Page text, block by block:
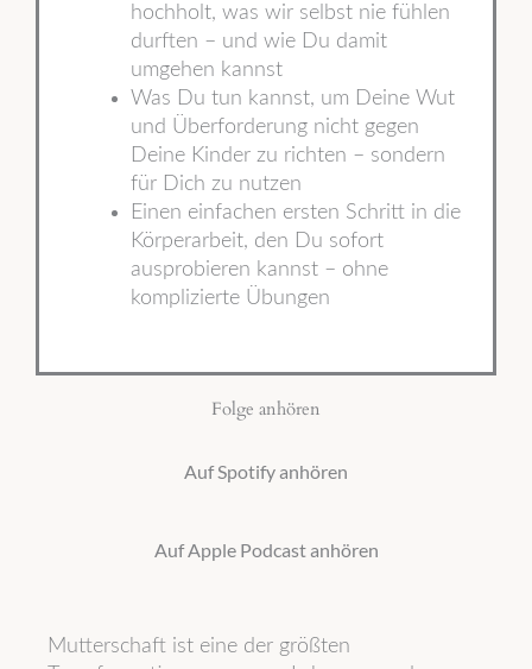
hochholt, was wir selbst nie fühlen
durften – und wie Du damit
umgehen kannst
Was Du tun kannst, um Deine Wut
und Überforderung nicht gegen
Deine Kinder zu richten – sondern
für Dich zu nutzen
Einen einfachen ersten Schritt in die
Körperarbeit, den Du sofort
ausprobieren kannst – ohne
komplizierte Übungen
Folge anhören
Auf Spotify anhören
Auf Apple Podcast anhören
Mutterschaft ist eine der größten